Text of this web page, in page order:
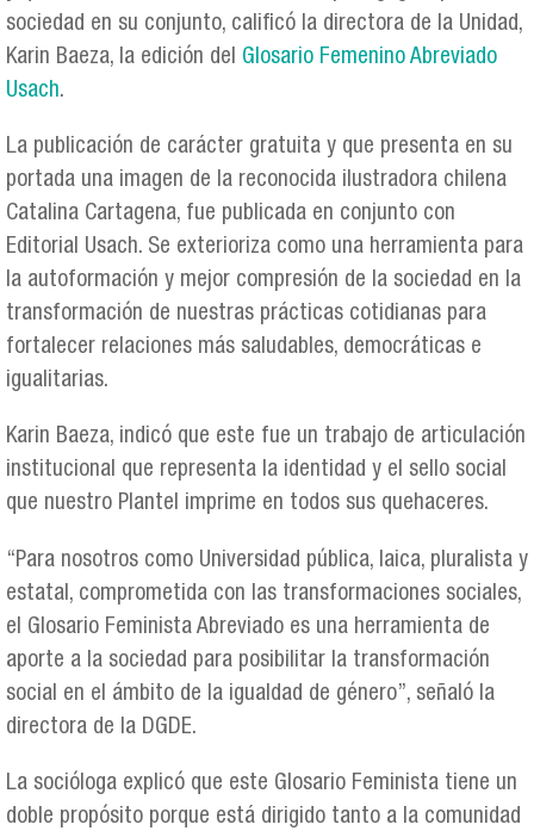
sociedad en su conjunto, calificó la directora de la Unidad,
Karin Baeza, la edición del Glosario Femenino Abreviado
Usach.
La publicación de carácter gratuita y que presenta en su
portada una imagen de la reconocida ilustradora chilena
Catalina Cartagena, fue publicada en conjunto con
Editorial Usach. Se exterioriza como una herramienta para
la autoformación y mejor compresión de la sociedad en la
transformación de nuestras prácticas cotidianas para
fortalecer relaciones más saludables, democráticas e
igualitarias.
Karin Baeza, indicó que este fue un trabajo de articulación
institucional que representa la identidad y el sello social
que nuestro Plantel imprime en todos sus quehaceres.
“Para nosotros como Universidad pública, laica, pluralista y
estatal, comprometida con las transformaciones sociales,
el Glosario Feminista Abreviado es una herramienta de
aporte a la sociedad para posibilitar la transformación
social en el ámbito de la igualdad de género”, señaló la
directora de la DGDE.
La socióloga explicó que este Glosario Feminista tiene un
doble propósito porque está dirigido tanto a la comunidad